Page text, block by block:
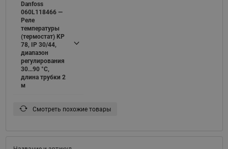
Danfoss
060L118466 —
Реле
температуры
(термостат) KP
78, IP 30/44,
диапазон
регулирования
30...90 °C,
длина трубки 2
м
Смотреть похожие товары